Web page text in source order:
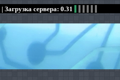
| Загрузка сервера: 0.31